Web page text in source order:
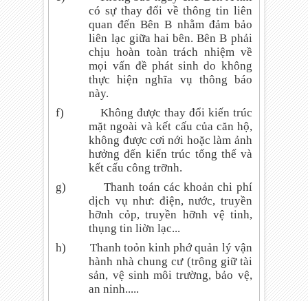
có sự thay đổi về thông tin liên
quan đến Bên B nhằm đảm bảo
liên lạc giữa hai bên. Bên B phải
chịu hoàn toàn trách nhiệm về
mọi vấn đề phát sinh do không
thực hiện nghĩa vụ thông báo
này.
f)
Không được thay đổi kiến trúc
mặt ngoài và kết cấu của căn hộ,
không được cơi nới hoặc làm ảnh
hưởng đến kiến trúc tổng thể và
kết cấu công trỡnh.
g)
Thanh toán các khoản chi phí
dịch vụ như: điện, nước, truyền
hỡnh cỏp, truyền hỡnh vệ tinh,
thụng tin liờn lạc...
h)
Thanh toỏn kinh phớ quản lý vận
hành nhà chung cư (trông giữ tài
sản, vệ sinh môi trường, bảo vệ,
an ninh.....